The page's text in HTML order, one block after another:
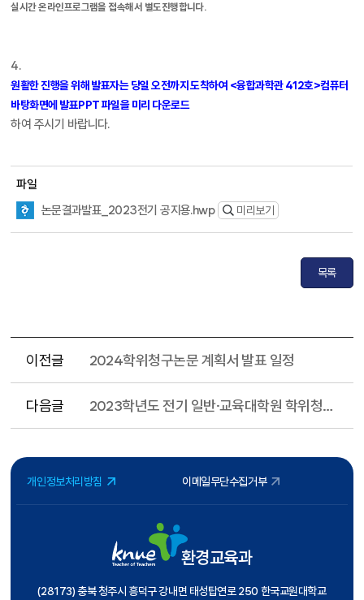
실시간 온라인프로그램을 접속해서 별도진행합니다.
4.
원활한 진행을 위해 발표자는 당일 오전까지 도착하여 <융합과학관 412호>컴퓨터
바탕화면에 발표PPT 파일을 미리 다운로드
하여 주시기 바랍니다.
파일
논문결과발표_2023전기 공지용.hwp
미리보기
목록
이전글 2024학위청구논문 계획서 발표 일정
다음글 2023학년도 전기 일반·교육대학원 학위청구 논문결과 발표 신청
개인정보처리방침 이메일무단수집거부
환경교육과
(28173) 충북 청주시 흥덕구 강내면 태성탑연로 250 한국교원대학교